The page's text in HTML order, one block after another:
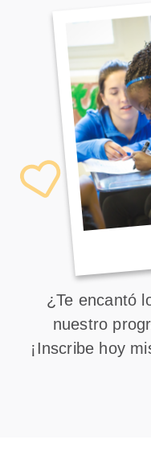
¿Te encantó
nuestro
¡Inscribe hoy